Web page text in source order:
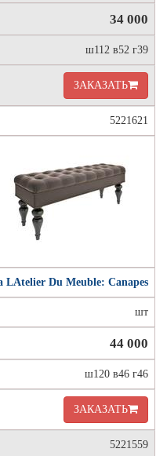
34 000
ш112 в52 г39
ЗАКАЗАТЬ
5221621
LAtelier Du Meuble: Canapes
шт
44 000
ш120 в46 г46
ЗАКАЗАТЬ
5221559